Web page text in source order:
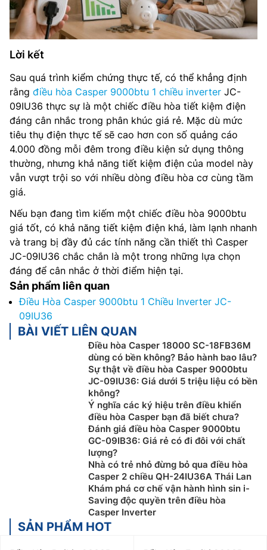
Lời kết
Sau quá trình kiểm chứng thực tế, có thể khẳng định
rằng điều hòa Casper 9000btu 1 chiều inverter JC-
09IU36 thực sự là một chiếc điều hòa tiết kiệm điện
đáng cân nhắc trong phân khúc giá rẻ. Mặc dù mức
tiêu thụ điện thực tế sẽ cao hơn con số quảng cáo
4.000 đồng mỗi đêm trong điều kiện sử dụng thông
thường, nhưng khả năng tiết kiệm điện của model này
vẫn vượt trội so với nhiều dòng điều hòa cơ cùng tầm
giá.
Nếu bạn đang tìm kiếm một chiếc điều hòa 9000btu
giá tốt, có khả năng tiết kiệm điện khá, làm lạnh nhanh
và trang bị đầy đủ các tính năng cần thiết thì Casper
JC-09IU36 chắc chắn là một trong những lựa chọn
đáng để cân nhắc ở thời điểm hiện tại.
Sản phẩm liên quan
Điều Hòa Casper 9000btu 1 Chiều Inverter JC-
09IU36
BÀI VIẾT LIÊN QUAN
Điều hòa Casper 18000 SC-18FB36M
dùng có bền không? Bảo hành bao lâu?
Sự thật về điều hòa Casper 9000btu
JC-09IU36: Giá dưới 5 triệu liệu có bền
không?
Ý nghĩa các ký hiệu trên điều khiển
điều hòa Casper bạn đã biết chưa?
Đánh giá điều hòa Casper 9000btu
GC-09IB36: Giá rẻ có đi đôi với chất
lượng?
Nhà có trẻ nhỏ đừng bỏ qua điều hòa
Casper 2 chiều QH-24IU36A Thái Lan
Khám phá cơ chế vận hành hình sin i-
Saving độc quyền trên điều hòa
Casper Inverter
SẢN PHẨM HOT